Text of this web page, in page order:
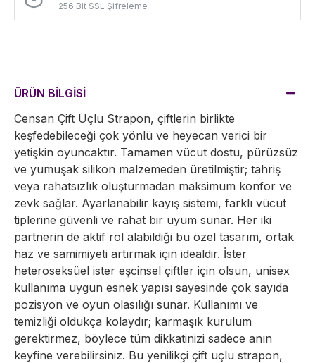
256 Bit SSL Şifreleme
ÜRÜN BİLGİSİ
Censan Çift Uçlu Strapon, çiftlerin birlikte
keşfedebileceği çok yönlü ve heyecan verici bir
yetişkin oyuncaktır. Tamamen vücut dostu, pürüzsüz
ve yumuşak silikon malzemeden üretilmiştir; tahriş
veya rahatsızlık oluşturmadan maksimum konfor ve
zevk sağlar. Ayarlanabilir kayış sistemi, farklı vücut
tiplerine güvenli ve rahat bir uyum sunar. Her iki
partnerin de aktif rol alabildiği bu özel tasarım, ortak
haz ve samimiyeti artırmak için idealdir. İster
heteroseksüel ister eşcinsel çiftler için olsun, unisex
kullanıma uygun esnek yapısı sayesinde çok sayıda
pozisyon ve oyun olasılığı sunar. Kullanımı ve
temizliği oldukça kolaydır; karmaşık kurulum
gerektirmez, böylece tüm dikkatinizi sadece anın
keyfine verebilirsiniz. Bu yenilikçi çift uçlu strapon,